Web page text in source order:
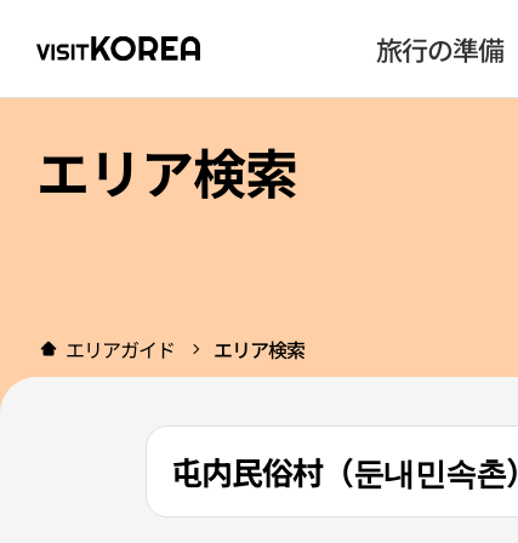
旅行の準備
エリア検索
エリアガイド エリア検索
屯内民俗村（둔내민속촌）